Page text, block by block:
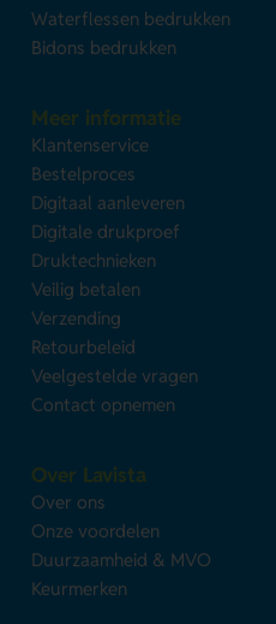
Waterflessen bedrukken
Bidons bedrukken
Meer informatie
Klantenservice
Bestelproces
Digitaal aanleveren
Digitale drukproef
Druktechnieken
Veilig betalen
Verzending
Retourbeleid
Veelgestelde vragen
Contact opnemen
Over Lavista
Over ons
Onze voordelen
Duurzaamheid & MVO
Keurmerken